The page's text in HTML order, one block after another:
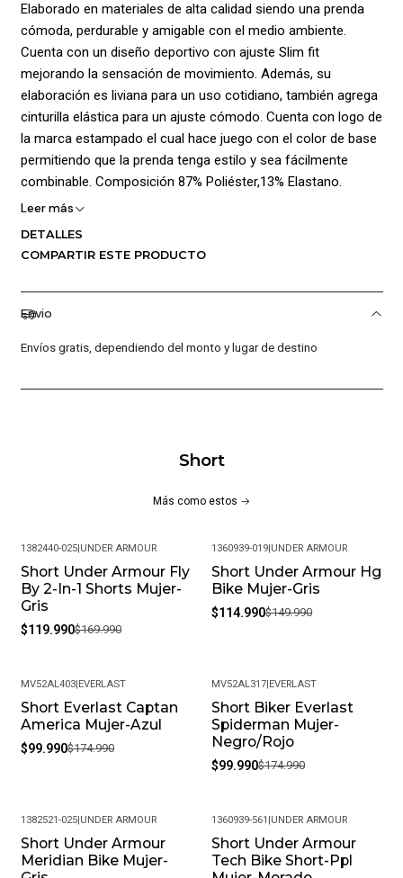
Elaborado en materiales de alta calidad siendo una prenda
cómoda, perdurable y amigable con el medio ambiente.
Cuenta con un diseño deportivo con ajuste Slim fit
mejorando la sensación de movimiento. Además, su
elaboración es liviana para un uso cotidiano, también agrega
cinturilla elástica para un ajuste cómodo. Cuenta con logo de
la marca estampado el cual hace juego con el color de base
permitiendo que la prenda tenga estilo y sea fácilmente
combinable. Composición 87% Poliéster,13% Elastano.
Leer más
DETALLES
COMPARTIR ESTE PRODUCTO
Envio
Envíos gratis, dependiendo del monto y lugar de destino
Short
Más como estos
-29%
1382440-025| UNDER ARMOUR
Short Under Armour Fly
By 2-In-1 Shorts Mujer-
Gris
$119.990$169.990
-23%
1360939-019 UNDER ARMOUR
Short Under Armour Hg
Bike Mujer-Gris
$114.990$149.990
-43%
MV52AL403| EVERLAST
Short Everlast Captan
America Mujer-Azul
$99.990$174.990
-43%
MV52AL317 EVERLAST
Short Biker Everlast
Spiderman Mujer-
Negro/Rojo
$99.990$174.990
-29%
1382521-025| UNDER ARMOUR
Short Under Armour
Meridian Bike Mujer-
-28%
1360939-561 UNDER ARMOUR
Short Under Armour
Tech Bike Short-Ppl